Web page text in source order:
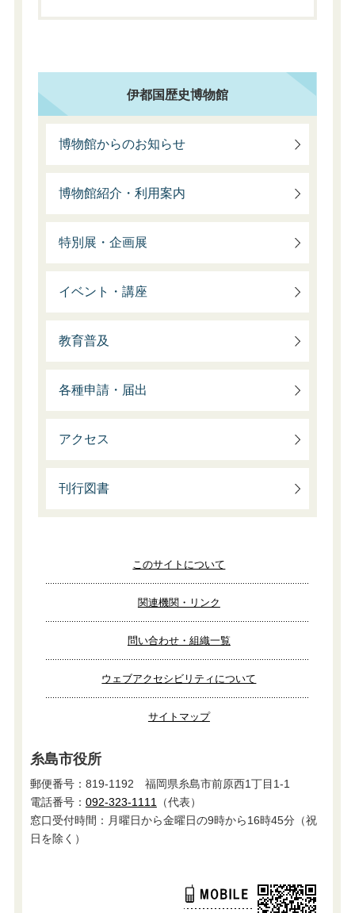
伊都国歴史博物館
博物館からのお知らせ
博物館紹介・利用案内
特別展・企画展
イベント・講座
教育普及
各種申請・届出
アクセス
刊行図書
このサイトについて
関連機関・リンク
問い合わせ・組織一覧
ウェブアクセシビリティについて
サイトマップ
糸島市役所
郵便番号：819-1192 福岡県糸島市前原西1丁目1-1
電話番号： 092-323-1111
（代表）
窓口受付時間：月曜日から金曜日の9時から16時45分（祝
日を除く）